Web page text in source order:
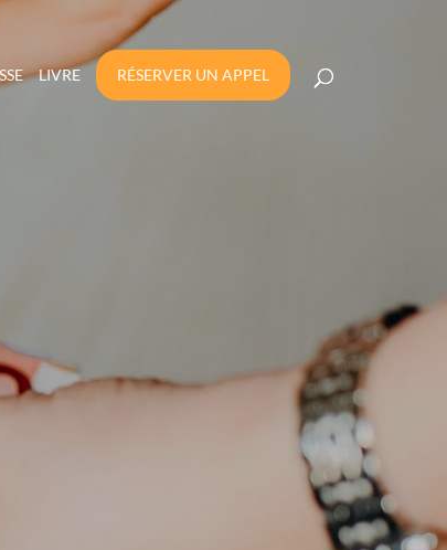
LIVRE RÉSERVER UN APPEL
AVEC